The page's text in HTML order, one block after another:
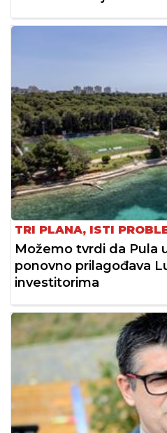
TRI PLANA, ISTI
Možemo tvrdi da Pula
ponovno prilagođava
investitorima